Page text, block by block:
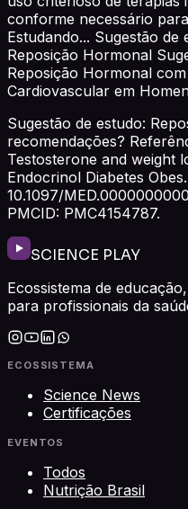
conforme necessário
Estudando... Sugestão
Reposição Hormonal
Reposição Hormonal
Cardiovascular em
Sugestão de estudo:
recomendações?
Testosterone and weight
Endocrinol Diabetes
10.1097/
PMCID: PMC4154787.
SCIENCE PLAY
Ecossistema de
para profissionais da
ECOSSISTEMA
Science News
Certificações
EVENTOS
Todos
Nutrição Brasil